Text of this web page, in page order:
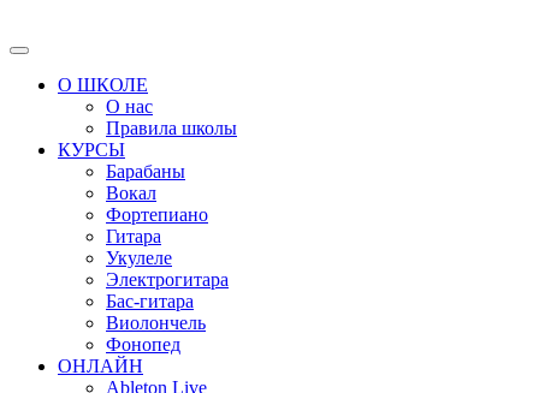
О ШКОЛЕ
О нас
Правила школы
КУРСЫ
Барабаны
Вокал
Фортепиано
Гитара
Укулеле
Электрогитара
Бас-гитара
Виолончель
Фонопед
ОНЛАЙН
Ableton Live